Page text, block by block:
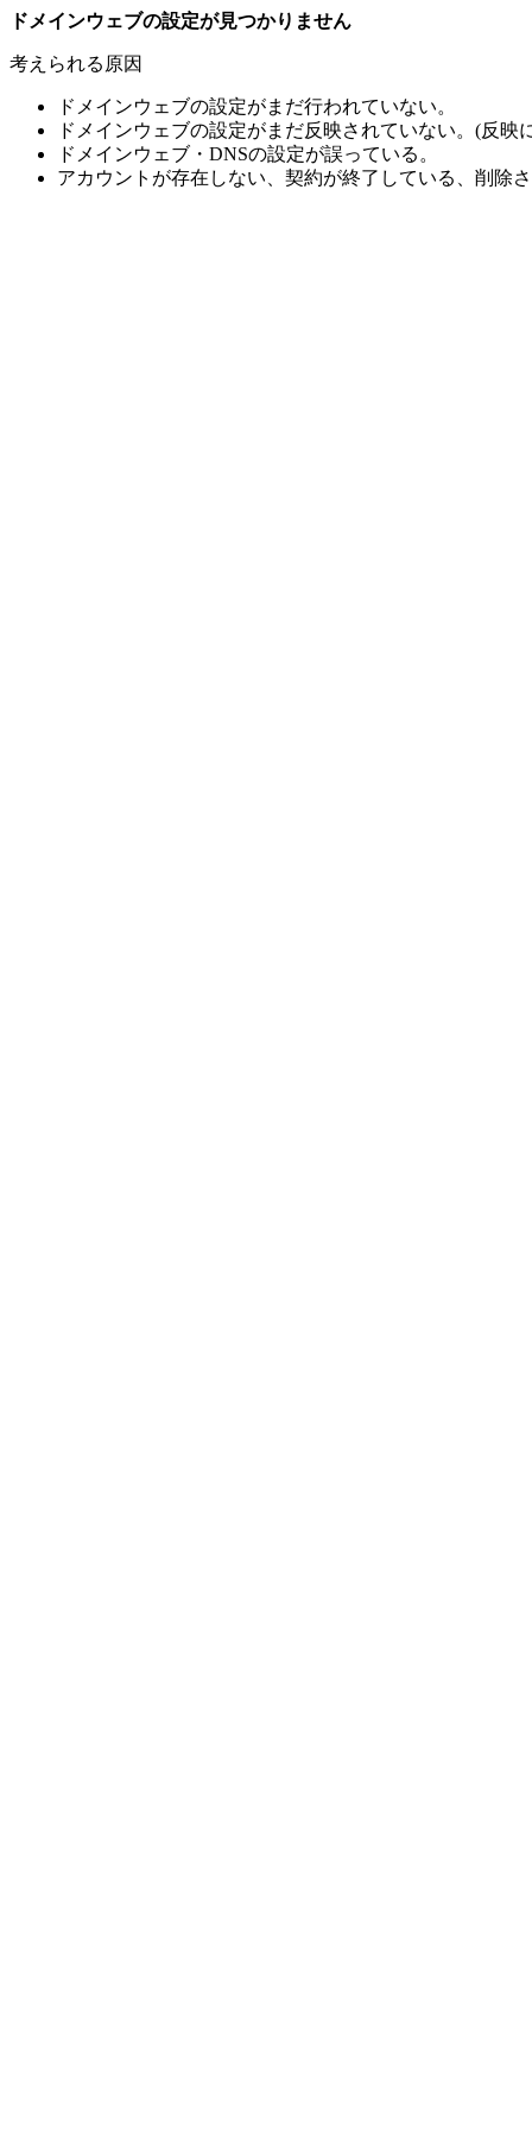
ドメインウェブの設定が見つかりません
考えられる原因
ドメインウェブの設定がまだ行われていない。
ドメインウェブの設定がまだ反映されていない。(反
ドメインウェブ・DNSの設定が誤っている。
アカウントが存在しない、契約が終了している、削除